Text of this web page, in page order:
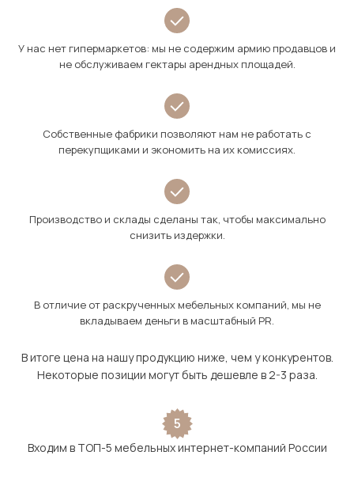
У нас нет гипермаркетов: мы не содержим армию продавцов и
не обслуживаем гектары арендных площадей.
Собственные фабрики позволяют нам не работать с
перекупщиками и экономить на их комиссиях.
Производство и склады сделаны так, чтобы максимально
снизить издержки.
В отличие от раскрученных мебельных компаний, мы не
вкладываем деньги в масштабный PR.
В итоге цена на нашу продукцию ниже, чем у конкурентов.
Некоторые позиции могут быть дешевле в 2-3 раза.
5
Входим в ТОП-5 мебельных интернет-компаний России